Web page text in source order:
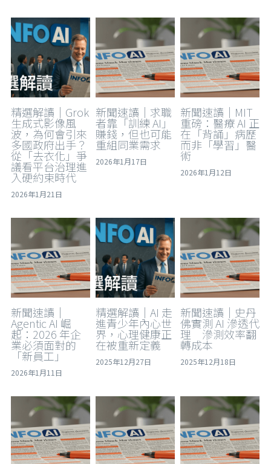
精選解讀｜Grok
生成式影像風
波，為何會引來
多國政府出手？
從「去衣化」爭
議看平台治理進
入硬約束時代
2026年1月21日
新聞速讀｜求職
者靠「訓練 AI」
賺錢，但也可能
重組同業需求
2026年1月17日
新聞速讀｜MIT
重磅：醫療 AI 正
在「背誦」病歷
而非「學習」醫
術
2026年1月12日
新聞速讀｜
Agentic AI 崛
起：2026 年企
業必須面對的
「新員工」
2026年1月11日
精選解讀｜AI 走
進青少年內心世
界，心理健康正
在被重新定義
2025年12月27日
新聞速讀｜史丹
佛實測 AI 滲透代
理 滲測效率翻
轉成本
2025年12月18日